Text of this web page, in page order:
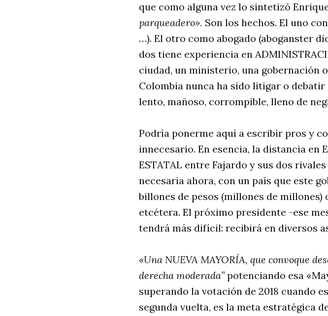
que como alguna vez lo sintetizó
parqueadero». Son los hechos. El uno
…). El otro como abogado (aboganster
dos tiene experiencia en
ciudad, un ministerio, una gobernación
Colombia nunca ha sido litigar o
lento, mañoso, corrompible, lleno de
Podría ponerme aquí a escribir pros y
innecesario. En esencia, la distancia en
ESTATAL entre Fajardo y sus dos
necesaria ahora, con un país que este
billones de pesos (millones de millones)
etcétera. El próximo presidente -ese
tendrá más difícil: recibirá en diversos
«Una NUEVA MAYORÍA, que convoque
derecha moderada”potenciando esa
superando la votación de 2018 cuando
segunda vuelta, es la meta estratégica